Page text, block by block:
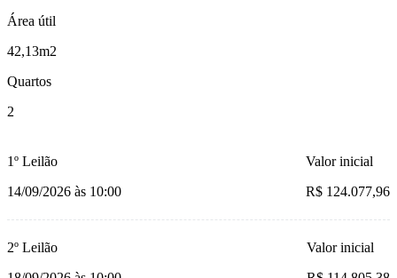
Área útil
42,13m2
Quartos
2
1º Leilão
14/09/2026 às 10:00
Valor inicial
R$ 124.077,96
2º Leilão
Valor inicial